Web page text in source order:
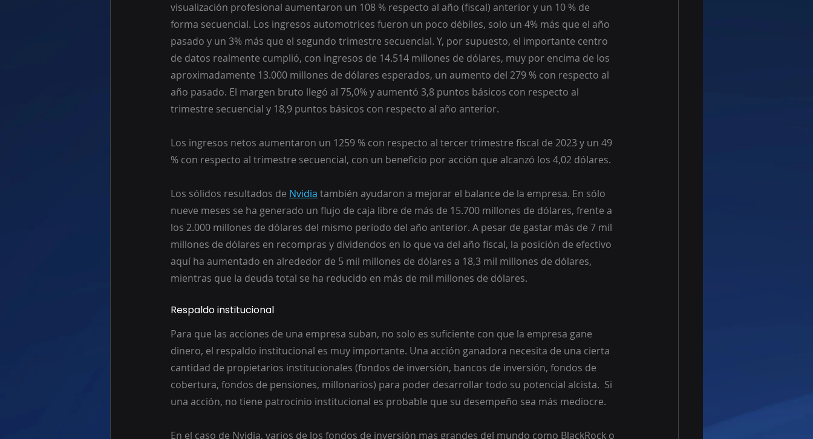
visualización profesional aumentaron un 108 % respecto al año (fiscal) anterior y un 10 % de
forma secuencial. Los ingresos automotrices fueron un poco débiles, solo un 4% más que el año
pasado y un 3% más que el segundo trimestre secuencial. Y, por supuesto, el importante centro
de datos realmente cumplió, con ingresos de 14.514 millones de dólares, muy por encima de los
aproximadamente 13.000 millones de dólares esperados, un aumento del 279 % con respecto al
año pasado. El margen bruto llegó al 75,0% y aumentó 3,8 puntos básicos con respecto al
trimestre secuencial y 18,9 puntos básicos con respecto al año anterior.
Los ingresos netos aumentaron un 1259 % con respecto al tercer trimestre fiscal de 2023 y un 49
% con respecto al trimestre secuencial, con un beneficio por acción que alcanzó los 4,02 dólares.
Los sólidos resultados de Nvidia también ayudaron a mejorar el balance de la empresa. En sólo
nueve meses se ha generado un flujo de caja libre de más de 15.700 millones de dólares, frente a
los 2.000 millones de dólares del mismo período del año anterior. A pesar de gastar más de 7 mil
millones de dólares en recompras y dividendos en lo que va del año fiscal, la posición de efectivo
aquí ha aumentado en alrededor de 5 mil millones de dólares a 18,3 mil millones de dólares,
mientras que la deuda total se ha reducido en más de mil millones de dólares.
Respaldo institucional
Para que las acciones de una empresa suban, no solo es suficiente con que la empresa gane
dinero, el respaldo institucional es muy importante. Una acción ganadora necesita de una cierta
cantidad de propietarios institucionales (fondos de inversión, bancos de inversión, fondos de
cobertura, fondos de pensiones, millonarios) para poder desarrollar todo su potencial alcista.  Si
una acción, no tiene patrocinio institucional es probable que su desempeño sea más mediocre.
En el caso de Nvidia, varios de los fondos de inversión mas grandes del mundo como BlackRock o